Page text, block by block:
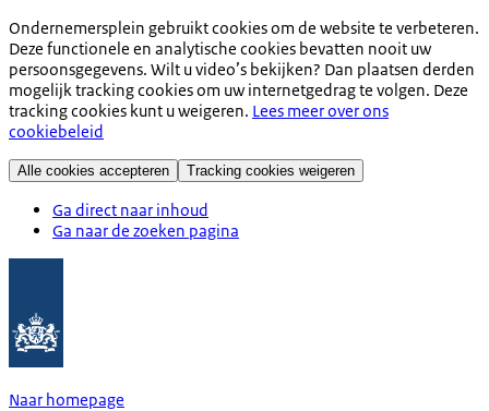
Ondernemersplein gebruikt cookies om de website te verbeteren.
Deze functionele en analytische cookies bevatten nooit uw
persoonsgegevens. Wilt u video’s bekijken? Dan plaatsen derden
mogelijk tracking cookies om uw internetgedrag te volgen. Deze
tracking cookies kunt u weigeren. Lees meer over ons
cookiebeleid
Alle cookies accepteren Tracking cookies weigeren
Ga direct naar inhoud
Ga naar de zoeken pagina
Naar homepage